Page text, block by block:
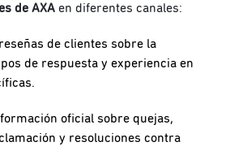
de AXA en diferentes canales:
de clientes sobre la
de respuesta y experiencia en
oficial sobre quejas,
y resoluciones contra